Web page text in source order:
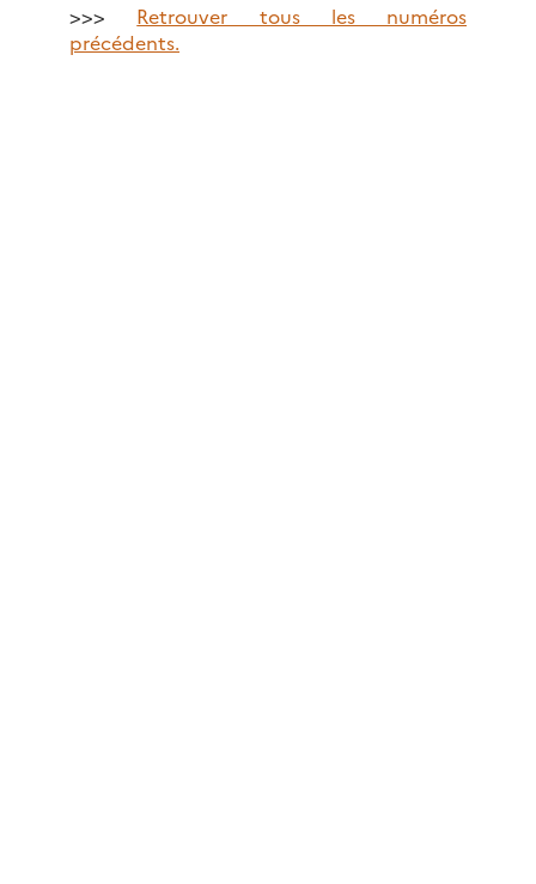
>>> Retrouver tous les numéros
précédents.